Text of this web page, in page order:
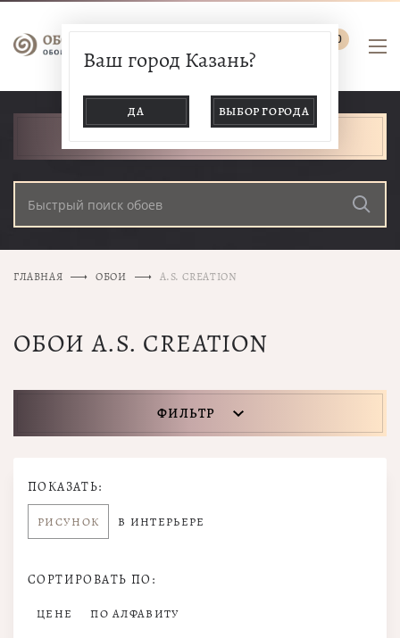
0
Ваш город Казань?
ДА ВЫБОР ГОРОДА
ГЛАВНАЯ ОБОИ A.S. CREATION
ОБОИ A.S. CREATION
ФИЛЬТР
ПОКАЗАТЬ:
РИСУНОК В ИНТЕРЬЕРЕ
СОРТИРОВАТЬ ПО:
ЦЕНЕ ПО АЛФАВИТУ